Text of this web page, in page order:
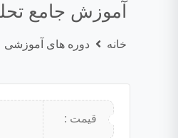
آموزش جامع
خانه دوره های آموزشی
قیمت :